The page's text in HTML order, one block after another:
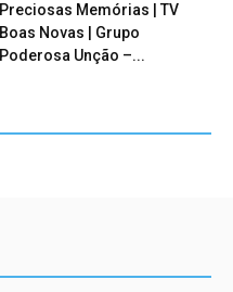
Preciosas Memórias | TV
Boas Novas | Grupo
Poderosa Unção –...